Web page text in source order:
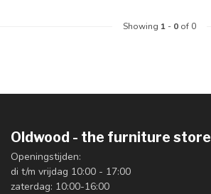
Showing 1- 0of 0
Oldwood - the furniture store
Openingstijden:
di t/m vrijdag 10:00 - 17:00
zaterdag: 10:00-16:00